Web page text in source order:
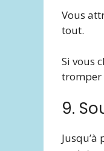
Vous
tout.
Si vous
tromper
9.